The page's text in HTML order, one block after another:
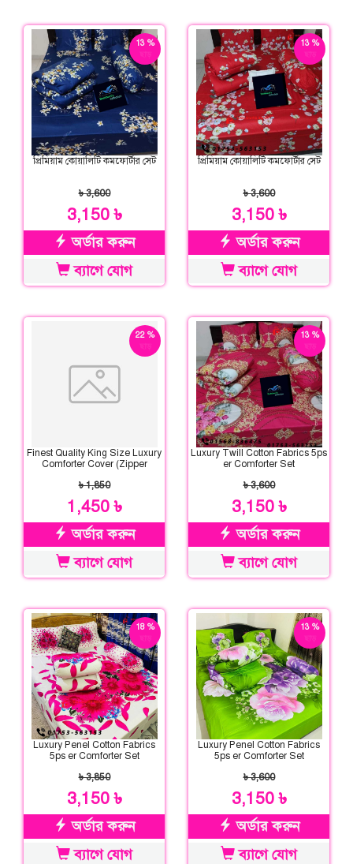
13 %
প্রিমিয়াম কোয়ালিটি কমফোর্টার সেট
৳ 3,600
3,150 ৳
অর্ডার করুন
ব্যাগে যোগ
13 %
প্রিমিয়াম কোয়ালিটি কমফোর্টার সেট
৳ 3,600
3,150 ৳
অর্ডার করুন
ব্যাগে যোগ
22 %
Finest Quality King Size Luxury
Comforter Cover (Zipper
৳ 1,850
1,450 ৳
অর্ডার করুন
ব্যাগে যোগ
13 %
Luxury Twill Cotton Fabrics 5ps
er Comforter Set
৳ 3,600
3,150 ৳
অর্ডার করুন
ব্যাগে যোগ
18 %
Luxury Penel Cotton Fabrics
5ps er Comforter Set
৳ 3,850
3,150 ৳
অর্ডার করুন
ব্যাগে যোগ
13 %
Luxury Penel Cotton Fabrics
5ps er Comforter Set
৳ 3,600
3,150 ৳
অর্ডার করুন
ব্যাগে যোগ